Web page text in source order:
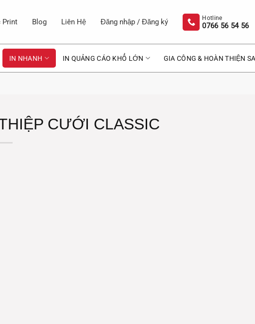
Print Blog Liên Hệ Đăng nhập / Đăng ký 0766 56 54 56
IN NHANH IN QUẢNG CÁO KHỔ LỚN GIA CÔNG & HOÀN THIỆN
CƯỚI CLASSIC